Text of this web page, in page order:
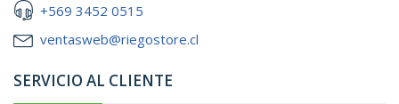
+569 3452 0515
ventasweb@riegostore.cl
SERVICIO AL CLIENTE